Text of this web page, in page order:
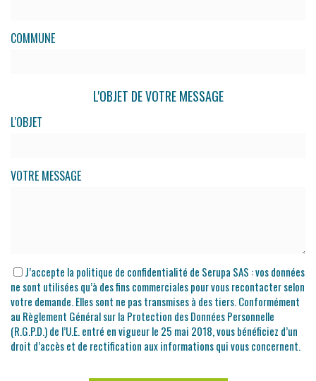
COMMUNE
L'OBJET DE VOTRE MESSAGE
L'OBJET
VOTRE MESSAGE
J’accepte la politique de confidentialité de Serupa SAS : vos données
ne sont utilisées qu’à des fins commerciales pour vous recontacter selon
votre demande. Elles sont ne pas transmises à des tiers. Conformément
au Règlement Général sur la Protection des Données Personnelle
(R.G.P.D.) de l’U.E. entré en vigueur le 25 mai 2018, vous bénéficiez d’un
droit d’accès et de rectification aux informations qui vous concernent.